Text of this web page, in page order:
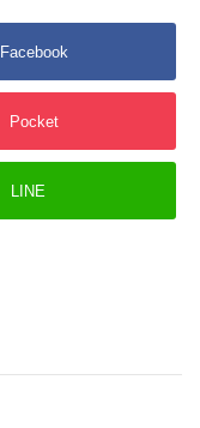
Facebook
Pocket
LINE